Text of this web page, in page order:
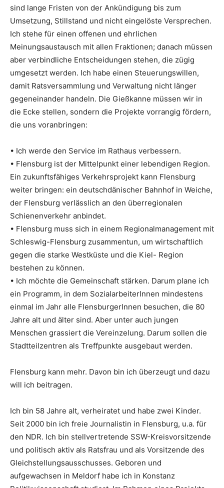
sind lange Fristen von der Ankündigung bis zum
Umsetzung, Stillstand und nicht eingelöste Versprechen.
Ich stehe für einen offenen und ehrlichen
Meinungsaustausch mit allen Fraktionen; danach müssen
aber verbindliche Entscheidungen stehen, die zügig
umgesetzt werden. Ich habe einen Steuerungswillen,
damit Ratsversammlung und Verwaltung nicht länger
gegeneinander handeln. Die Gießkanne müssen wir in
die Ecke stellen, sondern die Projekte vorrangig fördern,
die uns voranbringen:
• Ich werde den Service im Rathaus verbessern.
• Flensburg ist der Mittelpunkt einer lebendigen Region.
Ein zukunftsfähiges Verkehrsprojekt kann Flensburg
weiter bringen: ein deutschdänischer Bahnhof in Weiche,
der Flensburg verlässlich an den überregionalen
Schienenverkehr anbindet.
• Flensburg muss sich in einem Regionalmanagement mit
Schleswig-Flensburg zusammentun, um wirtschaftlich
gegen die starke Westküste und die Kiel- Region
bestehen zu können.
• Ich möchte die Gemeinschaft stärken. Darum plane ich
ein Programm, in dem SozialarbeiterInnen mindestens
einmal im Jahr alle FlensburgerInnen besuchen, die 80
Jahre alt und älter sind. Aber unter auch jungen
Menschen grassiert die Vereinzelung. Darum sollen die
Stadtteilzentren als Treffpunkte ausgebaut werden.
Flensburg kann mehr. Davon bin ich überzeugt und dazu
will ich beitragen.
Ich bin 58 Jahre alt, verheiratet und habe zwei Kinder.
Seit 2000 bin ich freie Journalistin in Flensburg, u.a. für
den NDR. Ich bin stellvertretende SSW-Kreisvorsitzende
und politisch aktiv als Ratsfrau und als Vorsitzende des
Gleichstellungsausschusses. Geboren und
aufgewachsen in Meldorf habe ich in Konstanz